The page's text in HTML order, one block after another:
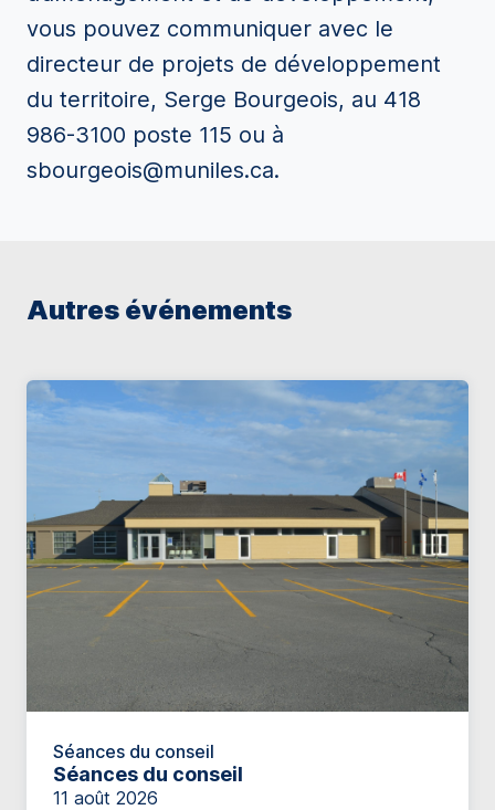
vous pouvez communiquer avec le
directeur de projets de développement
du territoire, Serge Bourgeois, au 418
986-3100 poste 115 ou à
sbourgeois@muniles.ca.
Autres événements
Séances du conseil
Séances du conseil
11 août 2026